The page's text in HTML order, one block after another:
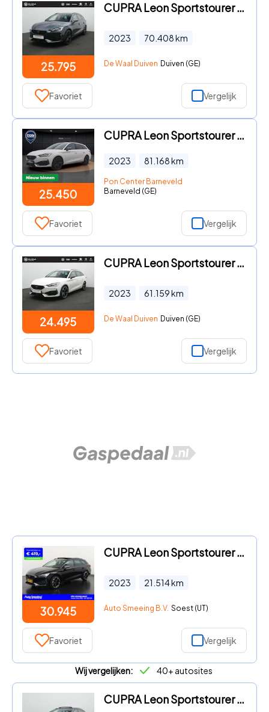
25.795
CUPRA Leon Sportstourer - 1.4 e-Hybrid 245 pk VZ Performance | Trekhaak | Kuipstoelen
2023 70.408km
De Waal Duiven Duiven (GE)
Favoriet Vergelijk
25.450
CUPRA Leon Sportstourer - 1.4 e-Hybrid VZ Business | Navigatie | Kuipstoelen | 19'' |
2023 81.168km
Pon Center Barneveld
Barneveld (GE)
Favoriet Vergelijk
24.495
CUPRA Leon Sportstourer - 1.4 TSI e-Hybrid 204 pk | Kuipstoelen | Adaptief sportonders
2023 61.159km
De Waal Duiven Duiven (GE)
Favoriet Vergelijk
30.945
CUPRA Leon Sportstourer - 1.5 eTSI | Trekhaak | Panoramadak | Stuurverwarming | Zondag
2023 21.514km
Auto Smeeing B.V. Soest (UT)
Favoriet Vergelijk
Wij vergelijken: 40+ autosites
CUPRA Leon Sportstourer - 1.4 TSI e-Hybrid 204pk business | Panoramadak | Kuipstoelen